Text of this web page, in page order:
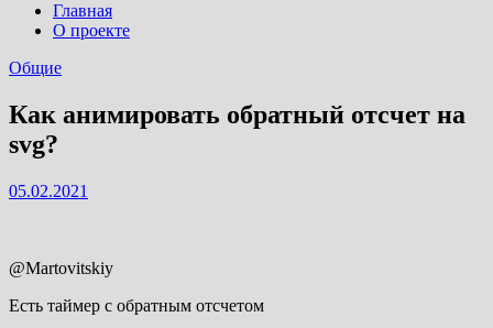
Главная
О проекте
Общие
Как анимировать обратный отсчет на
svg?
05.02.2021
@Martovitskiy
Есть таймер с обратным отсчетом